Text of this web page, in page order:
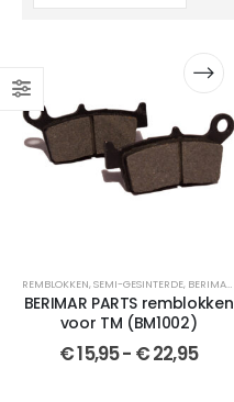
REMBLOKKEN,SEMI-GESINTERDE, BERIMAR PARTS
BERIMAR PARTS remblokken
voor TM (BM1002)
€15,95- €22,95